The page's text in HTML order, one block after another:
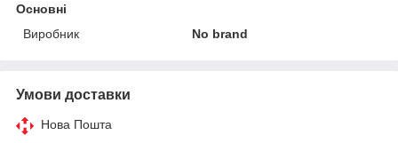
Основні
Виробник
No brand
Умови доставки
Нова Пошта